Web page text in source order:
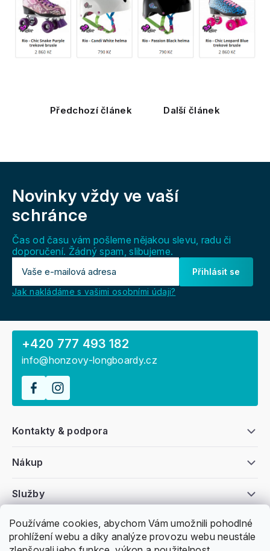
Používáme cookies, abychom Vám umožnili pohodlné
prohlížení webu a díky analýze provozu webu neustále
Předchozí článek Další článek
Novinky vždy ve vaší
schránce
Čas od času vám pošleme nějakou slevu, radu či
doporučení. Žádný spam, slibujeme.
Přihlásit se
Jak nakládáme s vašimi osobními údaji?
Všeobecné informace
Nákup
Kontakty & podpora
Služby
+420 777 493 182
info@honzovy-longboardy.cz